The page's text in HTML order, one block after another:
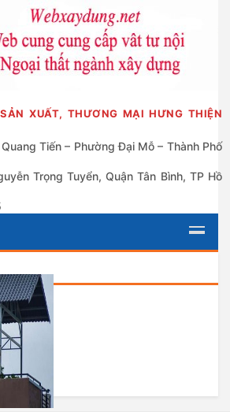
XUẤT, THƯƠNG MẠI HƯNG THIỆN
Tiến – Phường Đại Mỗ – Thành Phố
Trọng Tuyển, Quận Tân Bình, TP Hồ
Sử
Xây